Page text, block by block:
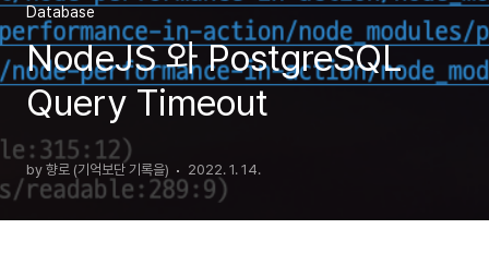
Database
NodeJS 와 PostgreSQL
Query Timeout
by 향로 (기억보단 기록을) 2022. 1. 14.